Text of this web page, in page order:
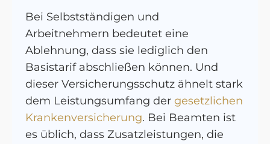
Bei Selbstständigen und
Arbeitnehmern bedeutet eine
Ablehnung, dass sie lediglich den
Basistarif abschließen können. Und
dieser Versicherungsschutz ähnelt stark
dem Leistungsumfang der gesetzlichen
Krankenversicherung. Bei Beamten ist
es üblich, dass Zusatzleistungen, die